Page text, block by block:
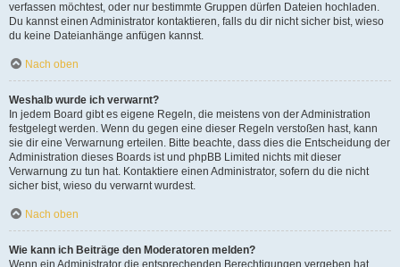
verfassen möchtest, oder nur bestimmte Gruppen dürfen Dateien hochladen.
Du kannst einen Administrator kontaktieren, falls du dir nicht sicher bist, wieso
du keine Dateianhänge anfügen kannst.
Nach oben
Weshalb wurde ich verwarnt?
In jedem Board gibt es eigene Regeln, die meistens von der Administration
festgelegt werden. Wenn du gegen eine dieser Regeln verstoßen hast, kann
sie dir eine Verwarnung erteilen. Bitte beachte, dass dies die Entscheidung der
Administration dieses Boards ist und phpBB Limited nichts mit dieser
Verwarnung zu tun hat. Kontaktiere einen Administrator, sofern du die nicht
sicher bist, wieso du verwarnt wurdest.
Nach oben
Wie kann ich Beiträge den Moderatoren melden?
Wenn ein Administrator die entsprechenden Berechtigungen vergeben hat,